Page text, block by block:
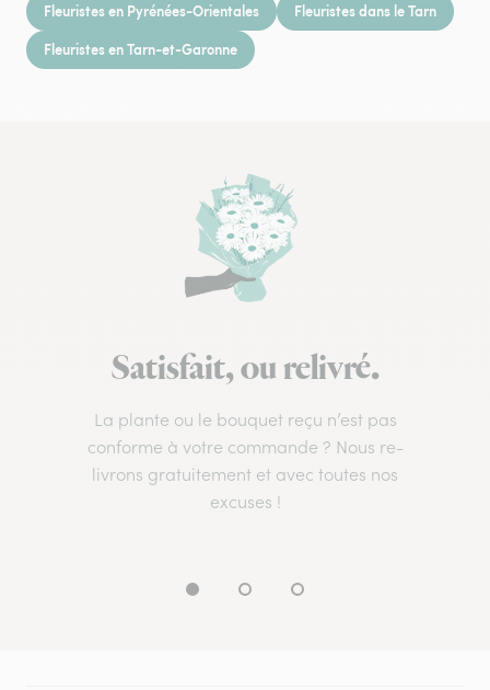
Fleuristes en Pyrénées-Orientales
Fleuristes dans le Tarn
Fleuristes en Tarn-et-Garonne
Satisfait, ou relivré.
La plante ou le bouquet reçu n’est pas
conforme à votre commande ? Nous re-
livrons gratuitement et avec toutes nos
excuses !